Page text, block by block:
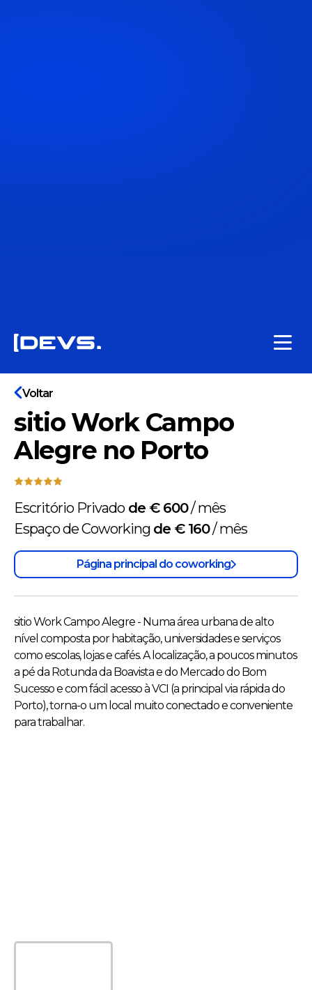
Voltar
sitio Work Campo
Alegre no Porto
Escritório Privadode € 600/mês
Espaço de Coworking de € 160/mês
Página principal do coworking
sitio Work Campo Alegre - Numa área urbana de alto
nível composta por habitação, universidades e serviços
como escolas, lojas e cafés. A localização, a poucos minutos
a pé da Rotunda da Boavista e do Mercado do Bom
Sucesso e com fácil acesso à VCI (a principal via rápida do
Porto), torna-o um local muito conectado e conveniente
para trabalhar.